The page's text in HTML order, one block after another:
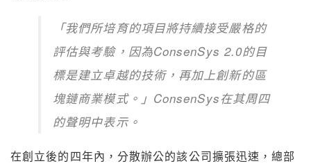
「我們所培育的項目將持續接受嚴格的
評估與考驗，因為ConsenSys 2.0的目
標是建立卓越的技術，再加上創新的區
塊鏈商業模式。」ConsenSys在其周四
的聲明中表示。
在創立後的四年內，分散辦公的該公司擴張迅速，總部